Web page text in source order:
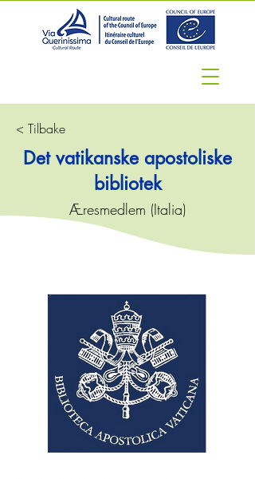
< Tilbake
Det vatikanske apostoliske
bibliotek
Æresmedlem (Italia)